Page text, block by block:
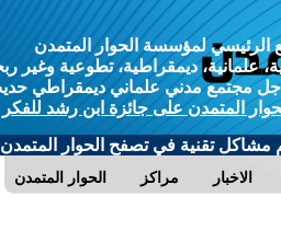
الرئيسي لمؤسسة الحوار المتمدن
علمانية، ديمقراطية، تطوعية وغير
مجتمع مدني علماني ديمقراطي حديث
المتمدن على جائزة ابن رشد للفكر
مشاكل تقنية في تصفح الحوار المتمدن
الحوار المتمدن مراكز الاخبار